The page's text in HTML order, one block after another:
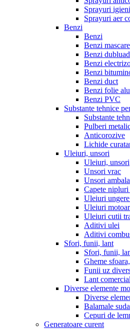
Sprayuri
Sprayuri aer
Benzi
Benzi
Benzi mascare
Benzi
Benzi
Benzi
Benzi duct
Benzi folie
Benzi PVC
Substante tehnice
Substante
Pulberi
Anticorozive
Lichide
Uleiuri, unsori
Uleiuri, unsori
Unsori vrac
Unsori
Capete nipluri
Uleiuri
Uleiuri
Uleiuri cutii
Aditivi ulei
Aditivi
Sfori, funii, lant
Sfori, funii,
Gheme
Funii uz
Lant comercial
Diverse elemente
Diverse
Balamale
Cepuri de
Generatoare curent